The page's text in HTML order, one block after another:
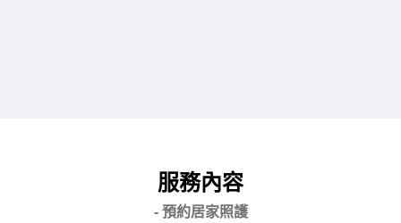
服務內容
- 預約居家照護